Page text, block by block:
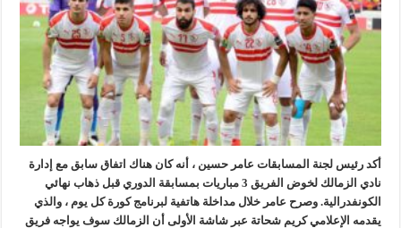
أكد رئيس لجنة المسابقات عامر حسين ، أنه كان هناك اتفاق سابق مع إدارة
نادي الزمالك لخوض الفريق 3 مباريات بمسابقة الدوري قبل ذهاب نهائي
الكونفدرالية. وصرح عامر خلال مداخلة هاتفية لبرنامج كورة كل يوم ، والذي
يقدمه الإعلامي كريم شحاتة عبر شاشة الأولى أن الزمالك سوف يواجه فريق